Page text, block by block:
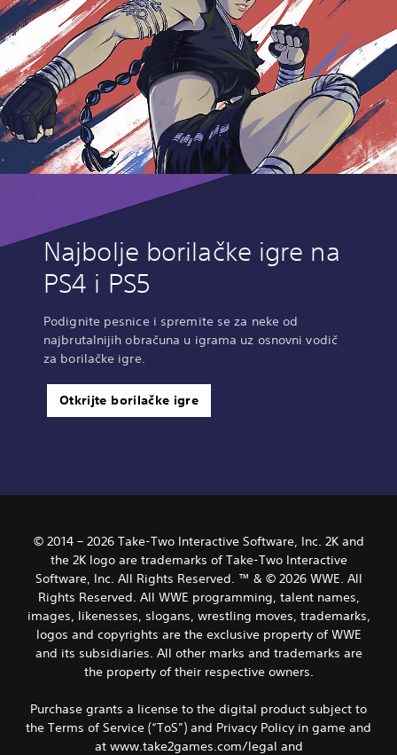
Najbolje borilačke igre na
PS4 i PS5
Podignite pesnice i spremite se za neke od
najbrutalnijih obračuna u igrama uz osnovni vodič
za borilačke igre.
Otkrijte borilačke igre
© 2014 – 2026 Take-Two Interactive Software, Inc. 2K and
the 2K logo are trademarks of Take-Two Interactive
Software, Inc. All Rights Reserved. ™ & © 2026 WWE. All
Rights Reserved. All WWE programming, talent names,
images, likenesses, slogans, wrestling moves, trademarks,
logos and copyrights are the exclusive property of WWE
and its subsidiaries. All other marks and trademarks are
the property of their respective owners.
Purchase grants a license to the digital product subject to
the Terms of Service (“ToS”) and Privacy Policy in game and
at www.take2games.com/legal and